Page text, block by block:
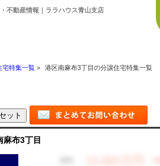
不動産情報｜ララハウス青山支店
宅特集一覧 > 港区南麻布3丁目の分譲住宅特集一覧
麻布3丁目